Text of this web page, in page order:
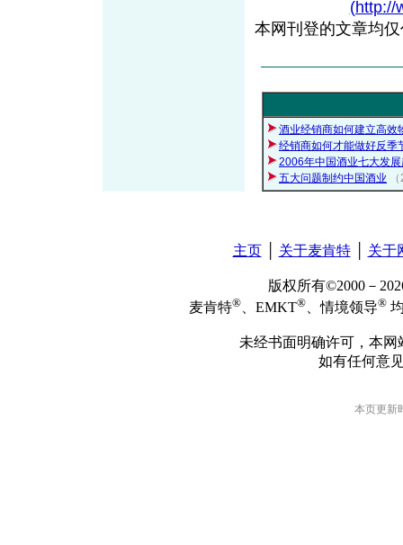
(http://
本网刊登的文章均
酒业经销商如何建立高效
经销商如何才能做好反季
2006年中国酒业七大发
五大问题制约中国酒业
主页│ 关于麦肯特│ 关于
版权所有©2000－
麦肯特® 、EMKT® 、情境领导®
未经书面明确许可，本
如有任何意
本页更新